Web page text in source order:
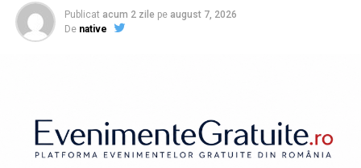
Publicat acum 2 zile pe august 7, 2026
De native